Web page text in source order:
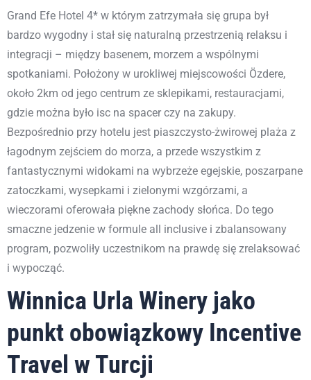
Grand Efe Hotel 4* w którym zatrzymała się grupa był
bardzo wygodny i stał się naturalną przestrzenią relaksu i
integracji – między basenem, morzem a wspólnymi
spotkaniami. Położony w urokliwej miejscowości Özdere,
około 2km od jego centrum ze sklepikami, restauracjami,
gdzie można było isc na spacer czy na zakupy.
Bezpośrednio przy hotelu jest piaszczysto-żwirowej plaża z
łagodnym zejściem do morza, a przede wszystkim z
fantastycznymi widokami na wybrzeże egejskie, poszarpane
zatoczkami, wysepkami i zielonymi wzgórzami, a
wieczorami oferowała piękne zachody słońca. Do tego
smaczne jedzenie w formule all inclusive i zbalansowany
program, pozwoliły uczestnikom na prawdę się zrelaksować
i wypocząć.
Winnica Urla Winery jako
punkt obowiązkowy Incentive
Travel w Turcji